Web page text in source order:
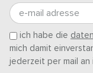
e-mail adresse
ich habe die
mich damit
jederzeit per mail